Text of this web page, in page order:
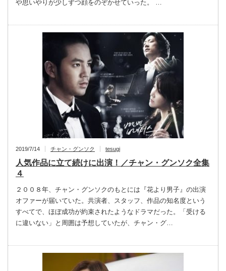
や思いやりが少しずつ顔をのぞかせていった。 …
2019/7/14 チャン・グンソク tesugi
人気作品に立て続けに出演！／チャン・グンソク全集
４
２００８年、チャン・グンソクのもとには『花より男子』の出演
オファーが届いていた。共演者、スタッフ、作品の知名度という
すべてで、ほぼ成功が約束されたようなドラマだった。「受ける
に違いない」と周囲は予想していたが、チャン・グ…